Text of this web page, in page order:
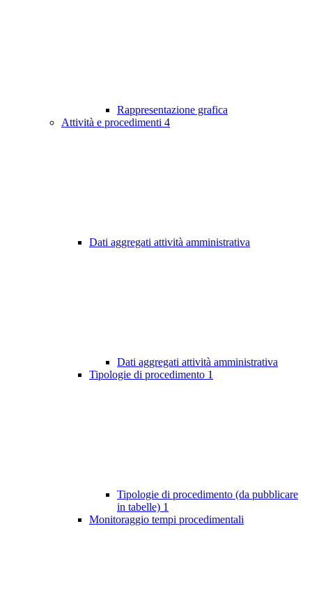
Rappresentazione grafica
Attività e procedimenti 4
Dati aggregati attività amministrativa
Dati aggregati attività amministrativa
Tipologie di procedimento 1
Tipologie di procedimento (da pubblicare
in tabelle) 1
Monitoraggio tempi procedimentali